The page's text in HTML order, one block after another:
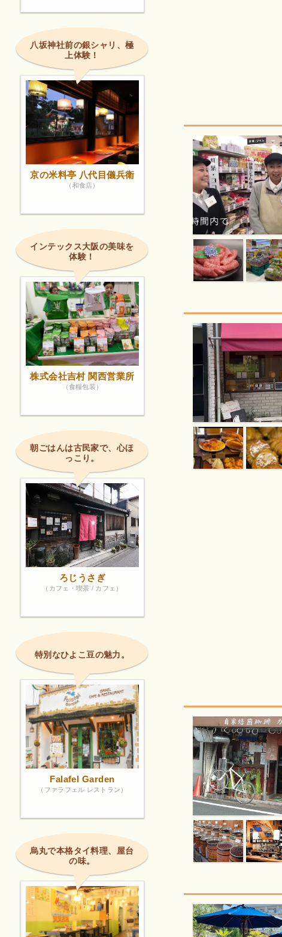
八坂神社前の銀シャリ、極
上体験！
京の米料亭 八代目儀兵衛
（和食店）
インテックス大阪の美味を
体験！
株式会社吉村 関西営業所
（食糧包装）
朝ごはんは古民家で、心ほ
っこり。
ろじうさぎ
（カフェ・喫茶 / カフェ）
特別なひよこ豆の魅力。
Falafel Garden
（ファラフェル レストラン）
烏丸で本格タイ料理、屋台
の味。